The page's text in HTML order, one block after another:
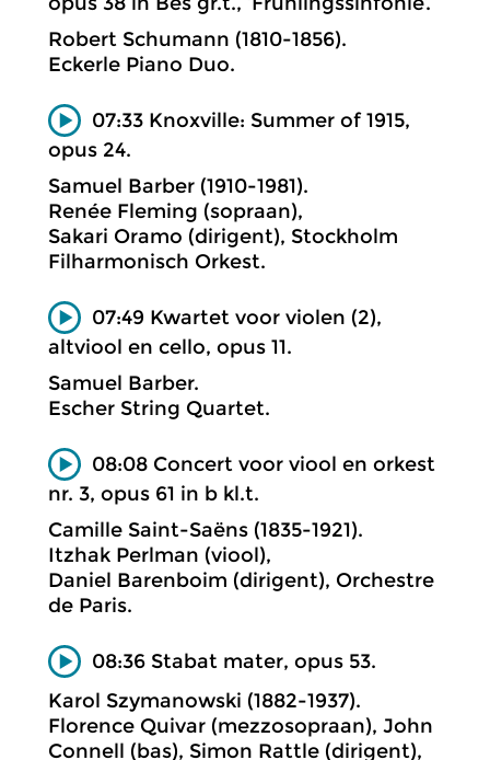
Robert Schumann (1810-1856).
Eckerle Piano Duo.
07:33 Knoxville: Summer of 1915,
opus 24.
Samuel Barber (1910-1981).
Renée Fleming (sopraan),
Sakari Oramo (dirigent), Stockholm
Filharmonisch Orkest.
07:49 Kwartet voor violen (2),
altviool en cello, opus 11.
Samuel Barber.
Escher String Quartet.
08:08 Concert voor viool en orkest
nr. 3, opus 61 in b kl.t.
Camille Saint-Saëns (1835-1921).
Itzhak Perlman (viool),
Daniel Barenboim (dirigent), Orchestre
de Paris.
08:36 Stabat mater, opus 53.
Karol Szymanowski (1882-1937).
Florence Quivar (mezzosopraan), John
Connell (bas), Simon Rattle (dirigent),